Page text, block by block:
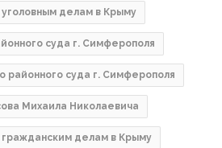
делам в Крыму
суда г. Симферополя
районного суда г. Симферополя
Михаила Николаевича
делам в Крыму